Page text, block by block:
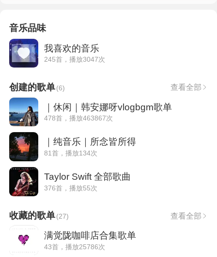
音乐品味
我喜欢的音乐
245首，播放3047次
创建的歌单(6) 查看全部
｜休闲｜韩安娜呀vlogbgm歌单
478首，播放463867次
｜纯音乐｜所念皆所得
81首，播放134次
Taylor Swift 全部歌曲
376首，播放55次
收藏的歌单(27) 查看全部
满觉陇咖啡店合集歌单
43首，播放25786次